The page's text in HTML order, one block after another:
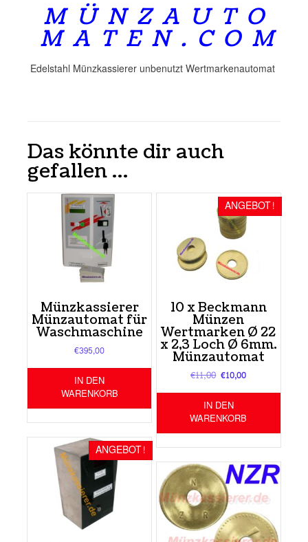
M Ü N Z A U T O
M A T E N . C O M
Edelstahl Münzkassierer unbenutzt Wertmarkenautomat
Das könnte dir auch
gefallen …
Münzkassierer
Münzautomat für
Waschmaschine
€395,00
IN DEN
WARENKORB
ANGEBOT!
10 x Beckmann
Münzen
Wertmarken Ø 22
x 2,3 Loch Ø 6mm.
Münzautomat
€11,00 Ursprünglicher
war:
€11,00
€10,00Aktueller
€10,00.
IN DEN
WARENKORB
ANGEBOT!